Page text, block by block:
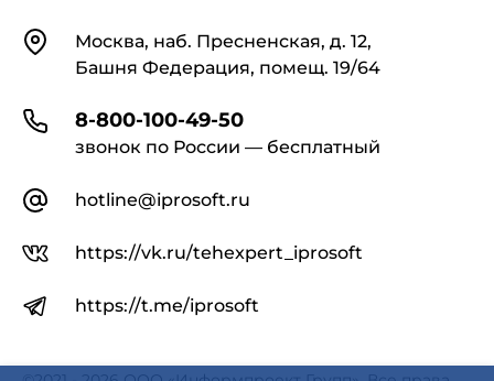
КонтактыМосква, наб. Пресненская, д. 12,
Башня Федерация, помещ. 19/64
8-800-100-49-50
звонок по России — бесплатный
hotline@iprosoft.ru
https://vk.ru/tehexpert_iprosoft
https://t.me/iprosoft